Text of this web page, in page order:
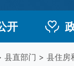
开
县直部门 > 县住房